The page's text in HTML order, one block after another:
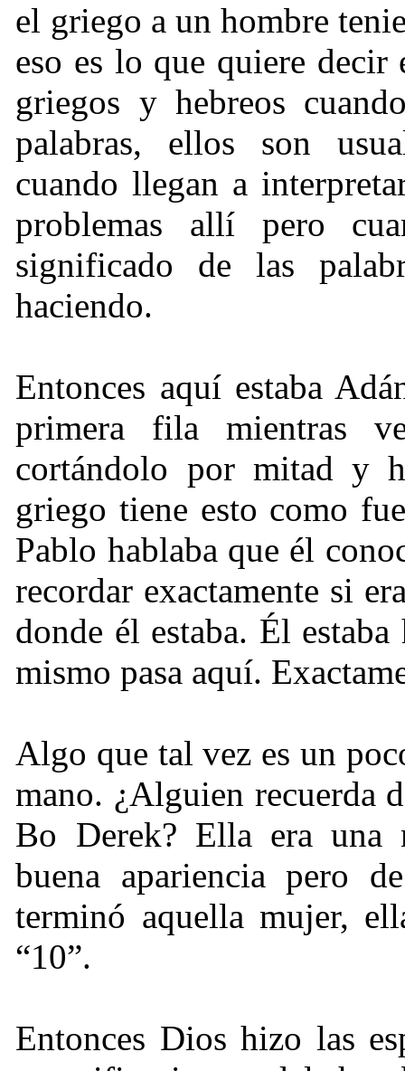
el griego a un hombre
eso es lo que quiere
griegos y hebreos
palabras, ellos son
cuando llegan a
problemas allí pero
significado de las
haciendo.
Entonces aquí estaba
primera fila mientras
cortándolo por mitad y
griego tiene esto como
Pablo hablaba que él
recordar exactamente si
donde él estaba. Él
mismo pasa aquí.
Algo que tal vez es un
mano. ¿Alguien recuerda
Bo Derek? Ella era una
buena apariencia pero
terminó aquella mujer,
“10”.
Entonces Dios hizo las